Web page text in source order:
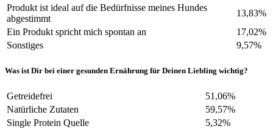
Produkt ist ideal auf die Bedürfnisse meines Hundes
abgestimmt
13,83%
Ein Produkt spricht mich spontan an
17,02%
Sonstiges
9,57%
Was ist Dir bei einer gesunden Ernährung für Deinen Liebling wichtig?
Getreidefrei
51,06%
Natürliche Zutaten
59,57%
Single Protein Quelle
5,32%